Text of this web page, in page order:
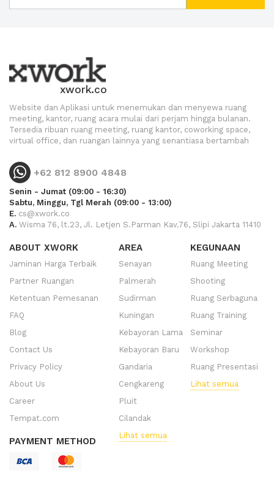
xwork.co
Website dan Aplikasi untuk menemukan dan menyewa ruang
meeting, kantor, ruang acara mulai dari perjam hingga bulanan.
Tersedia ribuan ruang meeting, ruang kantor, coworking space,
virtual office, dan ruangan lainnya yang senantiasa bertambah
+62 812 8900 4848
Senin - Jumat (09:00 - 16:30)
Sabtu, Minggu, Tgl Merah (09:00 - 13:00)
E. cs@xwork.co
A. Wisma 76, lt.23, Jl. Letjen S.Parman Kav.76, Slipi Jakarta 11410
ABOUT XWORK
Jaminan Harga Terbaik
Partner Ruangan
Ketentuan Pemesanan
FAQ
Blog
Contact Us
Privacy Policy
About Us
Career
Tempat.com
PAYMENT METHOD
AREA
Senayan
Palmerah
Sudirman
Kuningan
Kebayoran Lama
Kebayoran Baru
Gandaria
Cengkareng
Pluit
Cilandak
Lihat semua
KEGUNAAN
Ruang Meeting
Shooting
Ruang Serbaguna
Ruang Training
Seminar
Workshop
Ruang Presentasi
Lihat semua